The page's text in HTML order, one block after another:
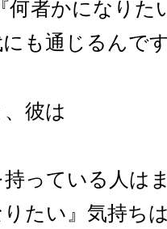
者かになりた
も通じるんで
彼は
持っている人は
たい』気持ち